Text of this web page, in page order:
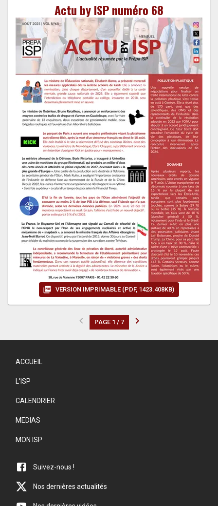
Actu by ISP numéro 68
VERSION IMPRIMABLE (PDF, 1423.408KB)
PAGE 1 / 7
ACCUEIL
L'ISP
CALENDRIER
MEDIAS
MON ISP
Suivez-nous !
Nos dernières actualités